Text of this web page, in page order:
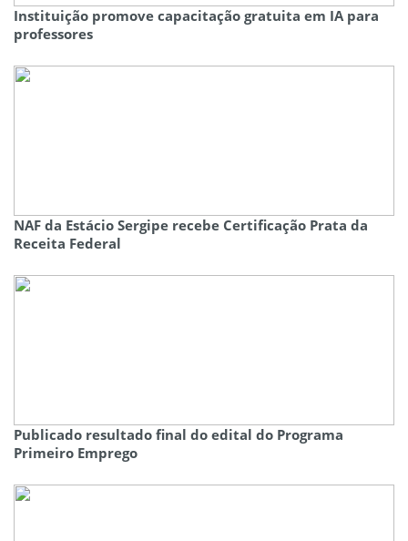
Instituição promove capacitação gratuita em IA para
professores
NAF da Estácio Sergipe recebe Certificação Prata da
Receita Federal
Publicado resultado final do edital do Programa
Primeiro Emprego